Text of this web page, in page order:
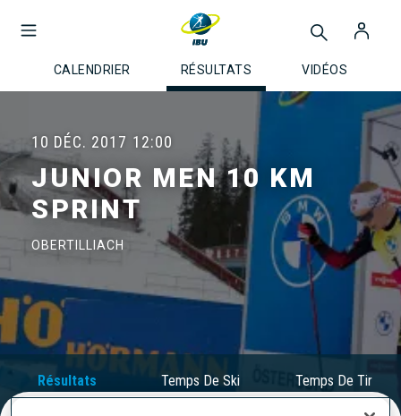
CALENDRIER RÉSULTATS VIDÉOS
10 DÉC. 2017 12:00
JUNIOR MEN 10 KM
SPRINT
OBERTILLIACH
Résultats
Officiels
Temps De Ski Temps De Tir